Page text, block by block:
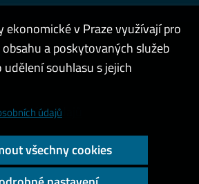
údajů
ekonomické v Praze využívají pro
a poskytovaných služeb
souhlasu s jejich
údajů
všechny cookies